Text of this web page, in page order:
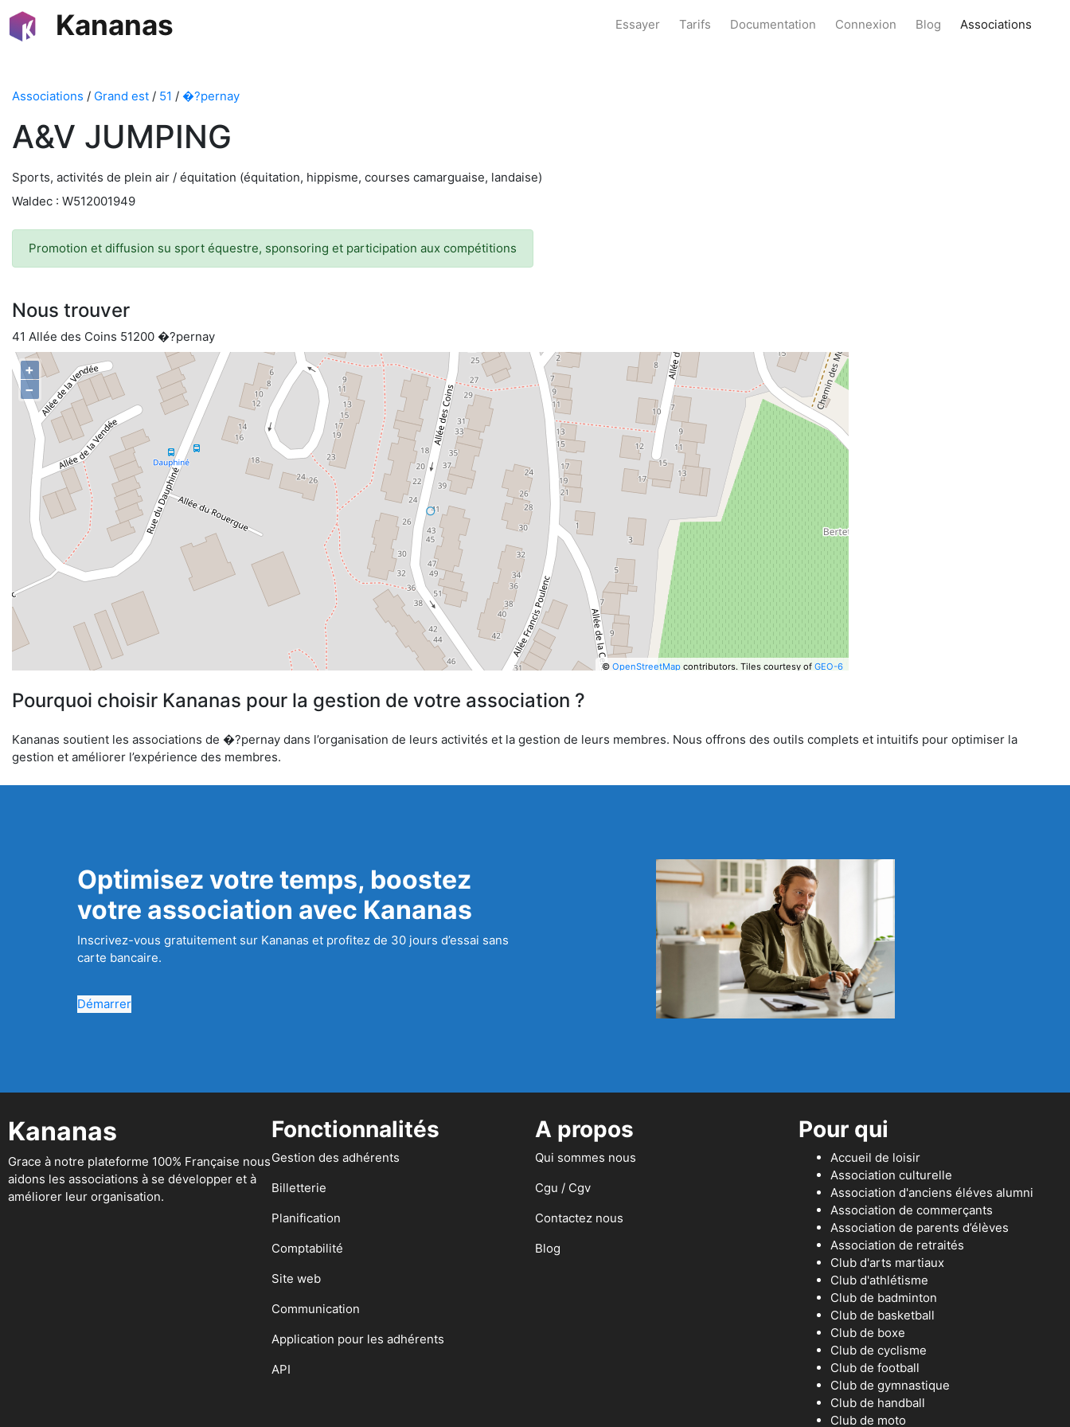
Kananas Essayer Tarifs Documentation Connexion Blog Associations
Associations / Grand est / 51 / �?pernay
A&V JUMPING
Sports, activités de plein air / équitation (équitation, hippisme, courses camarguaise, landaise)
Waldec : W512001949
Promotion et diffusion su sport équestre, sponsoring et participation aux compétitions
Nous trouver
41 Allée des Coins 51200 �?pernay
+
−
© OpenStreetMapcontributors. Tiles courtesy of GEO-6
Pourquoi choisir Kananas pour la gestion de votre association ?
Kananas soutient les associations de �?pernay dans l’organisation de leurs activités et la gestion de leurs membres. Nous offrons des outils complets et intuitifs pour optimiser la
gestion et améliorer l’expérience des membres.
Optimisez votre temps, boostez
votre association avec Kananas
Inscrivez-vous gratuitement sur Kananas et profitez de 30 jours d’essai sans
carte bancaire.
Démarrer
Kananas
Grace à notre plateforme 100% Française nous
aidons les associations à se développer et à
améliorer leur organisation.
Fonctionnalités
Gestion des adhérents
Billetterie
Planification
Comptabilité
Site web
Communication
Application pour les adhérents
API
A propos
Qui sommes nous
Cgu / Cgv
Contactez nous
Blog
Pour qui
Accueil de loisir
Association culturelle
Association d'anciens éléves alumni
Association de commerçants
Association de parents d’élèves
Association de retraités
Club d'arts martiaux
Club d'athlétisme
Club de badminton
Club de basketball
Club de boxe
Club de cyclisme
Club de football
Club de gymnastique
Club de handball
Club de moto